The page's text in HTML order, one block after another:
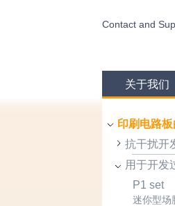
Contact and
关于我们
印刷电路
抗干扰开
用于开发
P1 set
迷你型场